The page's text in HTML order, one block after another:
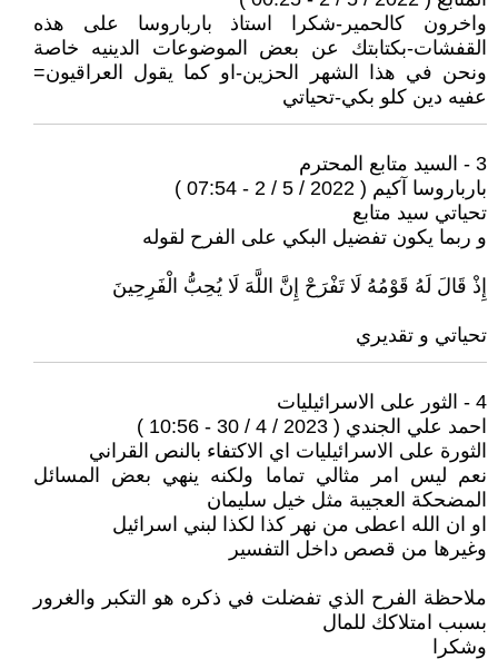
واخرون كالحمير-شكرا استاذ بارباروسا على هذه
القفشات-بكتابتك عن بعض الموضوعات الدينيه خاصة
ونحن في هذا الشهر الحزين-او كما يقول العراقيون=
عفيه دين كلو بكي-تحياتي
3 - السيد متابع المحترم
بارباروسا آكيم ( 2022 / 5 / 2 - 07:54 )
تحياتي سيد متابع
و ربما يكون تفضيل البكي على الفرح لقوله
إِذْ قَالَ لَهُ قَوْمُهُ لَا تَفْرَحْ إِنَّ اللَّهَ لَا يُحِبُّ الْفَرِحِينَ
تحياتي و تقديري
4 - الثور على الاسرائيليات
احمد علي الجندي ( 2023 / 4 / 30 - 10:56 )
الثورة على الاسرائيليات اي الاكتفاء بالنص القراني
نعم ليس امر مثالي تماما ولكنه ينهي بعض المسائل
المضحكة العجيبة مثل خيل سليمان
او ان الله اعطى من نهر كذا لكذا لبني اسرائيل
وغيرها من قصص داخل التفسير
ملاحظة الفرح الذي تفضلت في ذكره هو التكبر والغرور
بسبب امتلاكك للمال
وشكرا